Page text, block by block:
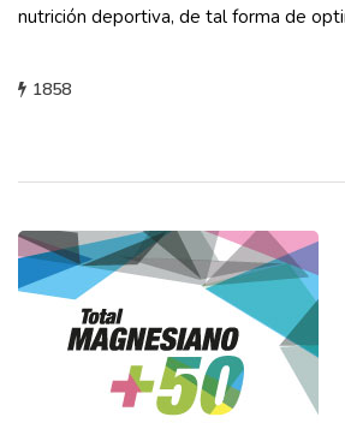
nutrición deportiva, de tal forma de
1858